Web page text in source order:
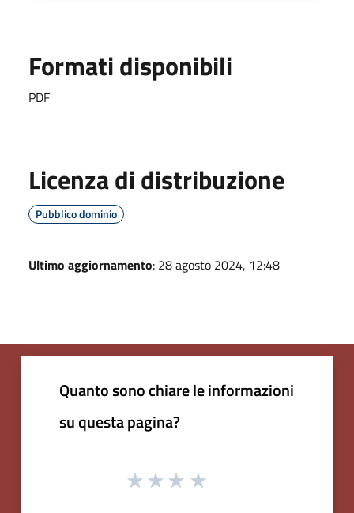
Formati disponibili
PDF
Licenza di distribuzione
Pubblico dominio
Ultimo aggiornamento: 28 agosto 2024, 12:48
Quanto sono chiare le informazioni
su questa pagina?